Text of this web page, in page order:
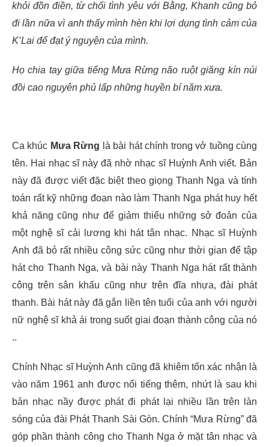
khỏi đồn điền, từ chối tình yêu với Bằng, Khanh cũng bỏ
đi lần nữa vì anh thấy mình hèn khi lợi dụng tình cảm của
K’Lai để đạt ý nguyện của mình.
Họ chia tay giữa tiếng Mưa Rừng não ruột giăng kín núi
đồi cao nguyên phủ lấp những huyền bí năm xưa.
Ca khúc Mưa Rừng là bài hát chính trong vở tuồng cùng
tên. Hai nhạc sĩ này đã nhờ nhạc sĩ Huỳnh Anh viết. Bản
này đã được viết đặc biệt theo giọng Thanh Nga và tính
toán rất kỹ những đoạn nào làm Thanh Nga phát huy hết
khả năng cũng như để giảm thiểu những sở đoản của
một nghệ sĩ cải lương khi hát tân nhạc. Nhạc sĩ Huỳnh
Anh đã bỏ rất nhiều công sức cũng như thời gian để tập
hát cho Thanh Nga, và bài này Thanh Nga hát rất thành
công trên sân khấu cũng như trên đĩa nhựa, đài phát
thanh. Bài hát này đã gắn liền tên tuổi của anh với người
nữ nghệ sĩ khả ái trong suốt giai đoạn thành công của nó
..
Chính Nhạc sĩ Huỳnh Anh cũng đã khiêm tốn xác nhận là
vào năm 1961 anh được nổi tiếng thêm, nhứt là sau khi
bản nhạc nầy được phát đi phát lại nhiều lần trên làn
sóng của đài Phát Thanh Sài Gòn. Chính “Mưa Rừng” đã
góp phần thành công cho Thanh Nga ở mặt tân nhạc và